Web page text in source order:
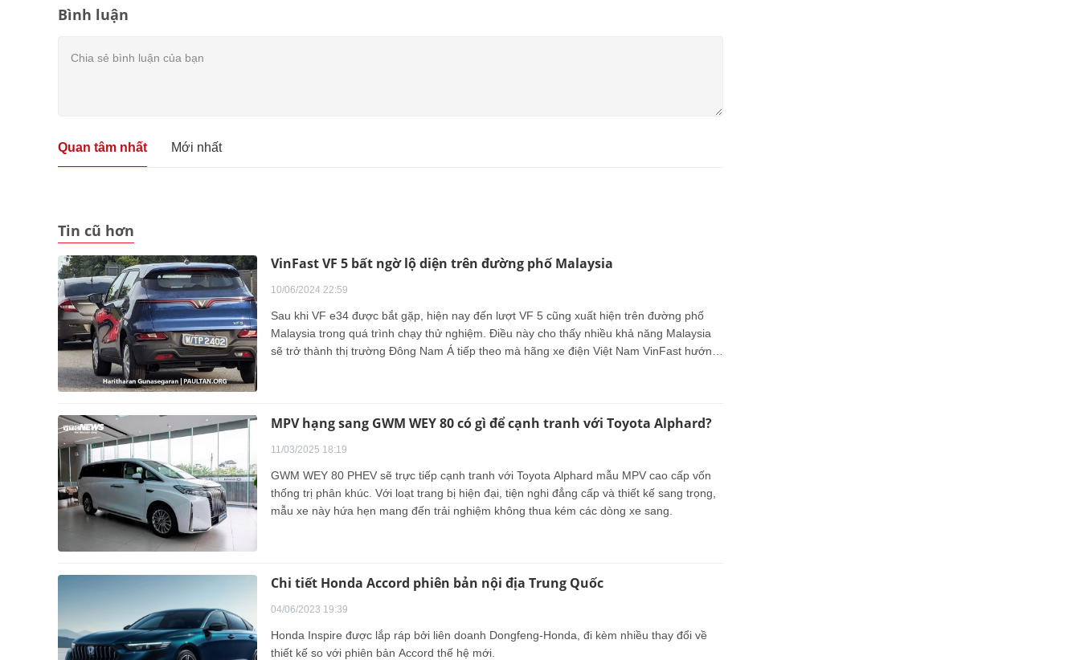
Bình luận
Quan tâm nhất Mới nhất
Tin cũ hơn
VinFast VF 5 bất ngờ lộ diện trên đường phố Malaysia
10/06/2024 22:59
Sau khi VF e34 được bắt gặp, hiện nay đến lượt VF 5 cũng xuất hiện trên đường phố
Malaysia trong quá trình chạy thử nghiệm. Điều này cho thấy nhiều khả năng Malaysia
sẽ trở thành thị trường Đông Nam Á tiếp theo mà hãng xe điện Việt Nam VinFast hướng
MPV hạng sang GWM WEY 80 có gì để cạnh tranh với Toyota Alphard?
11/03/2025 18:19
GWM WEY 80 PHEV sẽ trực tiếp cạnh tranh với Toyota Alphard mẫu MPV cao cấp vốn
thống trị phân khúc. Với loạt trang bị hiện đại, tiện nghi đẳng cấp và thiết kế sang trọng,
mẫu xe này hứa hẹn mang đến trải nghiệm không thua kém các dòng xe sang.
Chi tiết Honda Accord phiên bản nội địa Trung Quốc
04/06/2023 19:39
Honda Inspire được lắp ráp bởi liên doanh Dongfeng-Honda, đi kèm nhiều thay đổi về
thiết kế so với phiên bản Accord thế hệ mới.